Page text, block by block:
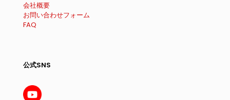
会社概要
お問い合わせフォーム
FAQ
公式SNS